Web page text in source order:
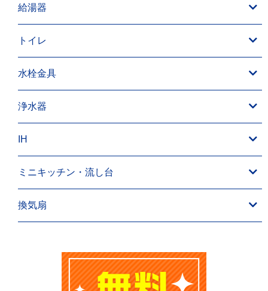
給湯器
トイレ
水栓金具
浄水器
IH
ミニキッチン・流し台
換気扇